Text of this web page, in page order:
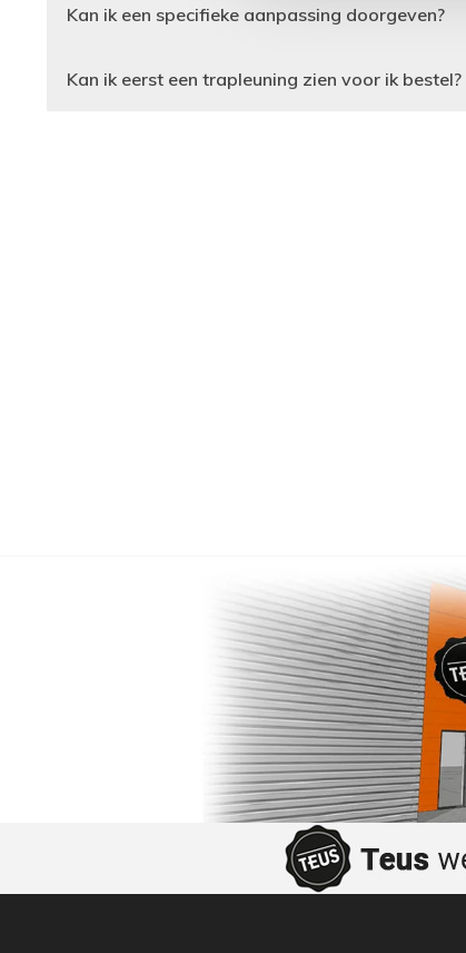
Kan ik een specifieke aanpassing doorgeven?
Kan ik eerst een trapleuning zien voor ik bestel?